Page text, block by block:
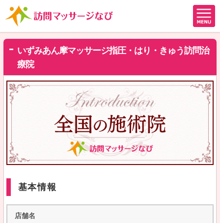
いずみあん摩マッサージ指圧・はり・きゅう訪問治
療院
基本情報
店舗名